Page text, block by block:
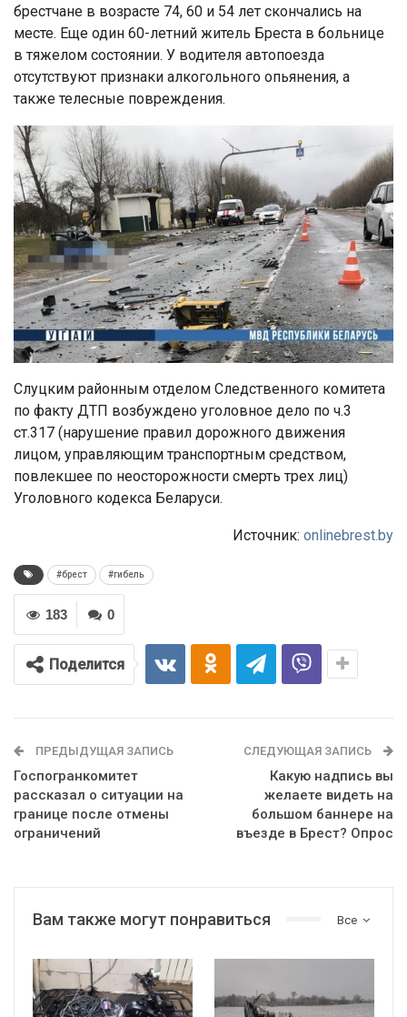
брестчане в возрасте 74, 60 и 54 лет скончались на
месте. Еще один 60-летний житель Бреста в больнице
в тяжелом состоянии. У водителя автопоезда
отсутствуют признаки алкогольного опьянения, а
также телесные повреждения.
Слуцким районным отделом Следственного комитета
по факту ДТП возбуждено уголовное дело по ч.3
ст.317 (нарушение правил дорожного движения
лицом, управляющим транспортным средством,
повлекшее по неосторожности смерть трех лиц)
Уголовного кодекса Беларуси.
Источник: onlinebrest.by
#брест #гибель
0
183
Поделится
ПРЕДЫДУЩАЯ ЗАПИСЬ
Госпогранкомитет
рассказал о ситуации на
границе после отмены
ограничений
СЛЕДУЮЩАЯ ЗАПИСЬ
Какую надпись вы
желаете видеть на
большом баннере на
въезде в Брест? Опрос
Все
Вам также могут понравиться